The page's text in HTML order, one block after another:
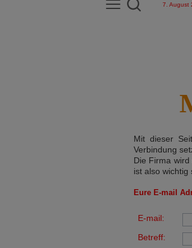
7. August
Mit dieser
Verbindung
Die Firma
ist also wichtig
Eure E-mail
E-mail:
Betreff: